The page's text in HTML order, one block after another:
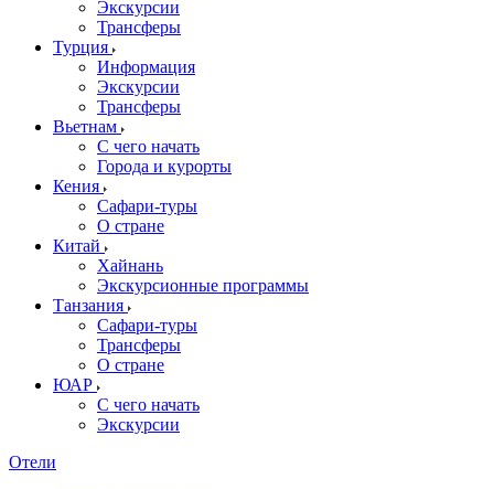
Экскурсии
Трансферы
Турция
Информация
Экскурсии
Трансферы
Вьетнам
С чего начать
Города и курорты
Кения
Сафари-туры
О стране
Китай
Хайнань
Экскурсионные программы
Танзания
Сафари-туры
Трансферы
О стране
ЮАР
С чего начать
Экскурсии
Отели